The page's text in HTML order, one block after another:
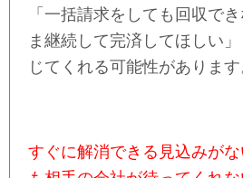
「一括請求をしても回収で
ま継続して完済してほしい
じてくれる可能性があります
すぐに解消できる見込みが